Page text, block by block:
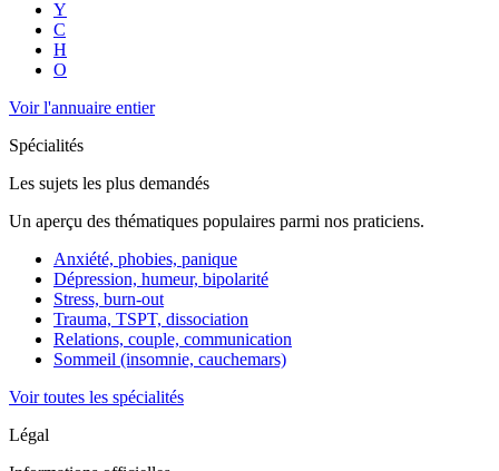
Y
C
H
O
Voir l'annuaire entier
Spécialités
Les sujets les plus demandés
Un aperçu des thématiques populaires parmi nos praticiens.
Anxiété, phobies, panique
Dépression, humeur, bipolarité
Stress, burn-out
Trauma, TSPT, dissociation
Relations, couple, communication
Sommeil (insomnie, cauchemars)
Voir toutes les spécialités
Légal